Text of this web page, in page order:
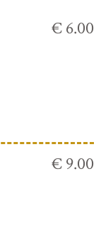
€ 6.00
€ 9.00